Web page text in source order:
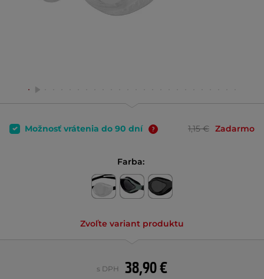
Možnosť vrátenia do 90 dní 1,15 € Zadarmo
Farba:
Zvoľte variant produktu
38,90 €
s DPH